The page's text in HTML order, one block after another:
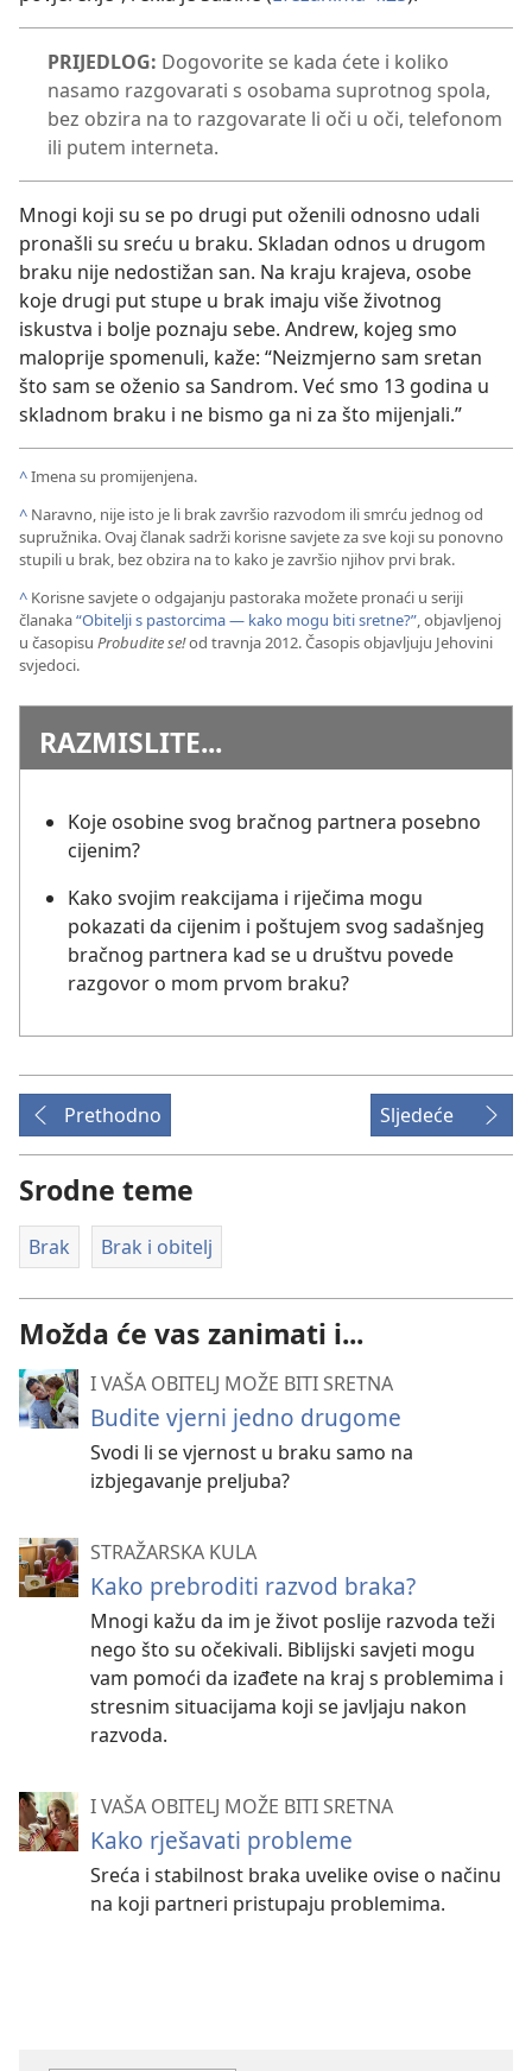
PRIJEDLOG: Dogovorite se kada ćete i koliko
nasamo razgovarati s osobama suprotnog spola,
bez obzira na to razgovarate li oči u oči, telefonom
ili putem interneta.
Mnogi koji su se po drugi put oženili odnosno udali
pronašli su sreću u braku. Skladan odnos u drugom
braku nije nedostižan san. Na kraju krajeva, osobe
koje drugi put stupe u brak imaju više životnog
iskustva i bolje poznaju sebe. Andrew, kojeg smo
maloprije spomenuli, kaže: “Neizmjerno sam sretan
što sam se oženio sa Sandrom. Već smo 13 godina u
skladnom braku i ne bismo ga ni za što mijenjali.”
^Imena su promijenjena.
^ Naravno, nije isto je li brak završio razvodom ili smrću jednog od
supružnika. Ovaj članak sadrži korisne savjete za sve koji su ponovno
stupili u brak, bez obzira na to kako je završio njihov prvi brak.
^ Korisne savjete o odgajanju pastoraka možete pronaći u seriji
članaka“Obitelji s pastorcima — kako mogu biti sretne?”, objavljenoj
u časopisu Probudite se!od travnja 2012. Časopis objavljuju Jehovini
svjedoci.
RAZMISLITE...
Koje osobine svog bračnog partnera posebno
cijenim?
Kako svojim reakcijama i riječima mogu
pokazati da cijenim i poštujem svog sadašnjeg
bračnog partnera kad se u društvu povede
razgovor o mom prvom braku?
Prethodno Sljedeće
Srodne teme
Brak Brak i obitelj
Možda će vas zanimati i...
I VAŠA OBITELJ MOŽE BITI SRETNA
Budite vjerni jedno drugome
Svodi li se vjernost u braku samo na
izbjegavanje preljuba?
STRAŽARSKA KULA
Kako prebroditi razvod braka?
Mnogi kažu da im je život poslije razvoda teži
nego što su očekivali. Biblijski savjeti mogu
vam pomoći da izađete na kraj s problemima i
stresnim situacijama koji se javljaju nakon
razvoda.
I VAŠA OBITELJ MOŽE BITI SRETNA
Kako rješavati probleme
Sreća i stabilnost braka uvelike ovise o načinu
na koji partneri pristupaju problemima.